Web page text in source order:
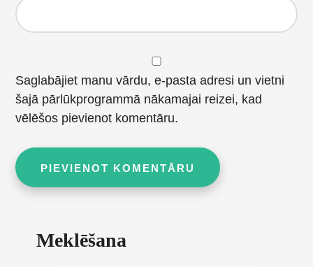
Saglabājiet manu vārdu, e-pasta adresi un vietni
šajā pārlūkprogrammā nākamajai reizei, kad
vēlēšos pievienot komentāru.
Sidebar
Meklēšana